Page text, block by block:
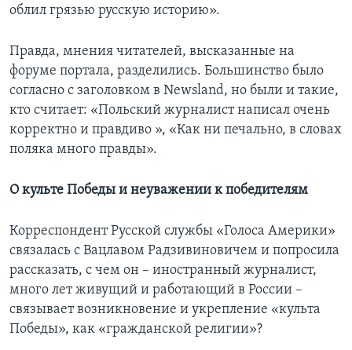
облил грязью русскую историю».
Правда, мнения читателей, высказанные на
форуме портала, разделились. Большинство было
согласно с заголовком в Newsland, но были и такие,
кто считает: «Польский журналист написал очень
корректно и правдиво », «Как ни печально, в словах
поляка много правды».
О культе Победы и неуважении к победителям
Корреспондент Русской службы «Голоса Америки»
связалась с Вацлавом Радзивиновичем и попросила
рассказать, с чем он – иностранный журналист,
много лет живущий и работающий в России –
связывает возникновение и укрепление «культа
Победы», как «гражданской религии»?